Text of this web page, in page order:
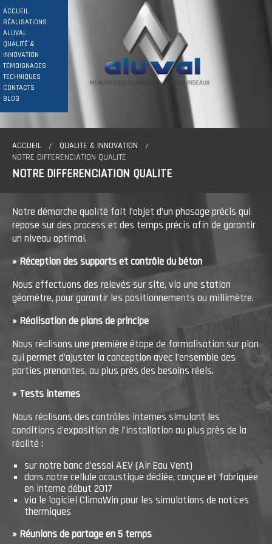
ACCUEIL
RÉALISATIONS
ALUVAL
QUALITÉ &
INNOVATION
TÉMOIGNAGES
TECHNIQUES
CONTACTS
BLOG
ACCUEIL
QUALITE & INNOVATION
NOTRE DIFFERENCIATION QUALITE
NOTRE DIFFERENCIATION QUALITE
Notre démarche qualité fait l’objet d’un phasage précis qui
repose sur des process et des temps précis afin de garantir
un niveau optimal.
» Réception des supports et contrôle du béton
Nous effectuons des relevés sur site, via une station
géomètre, pour garantir les positionnements au millimètre.
» Réalisation de plans de principe
Nous réalisons une première étape de formalisation sur plan
qui permet d’ajuster la conception avec l’ensemble des
parties prenantes, au plus près des besoins réels.
» Tests internes
Nous réalisons des contrôles internes simulant les
conditions d’exposition de l’installation au plus près de la
réalité :
sur notre banc d’essai AEV (Air Eau Vent)
dans notre cellule acoustique dédiée, conçue et fabriquée
en interne début 2017
via le logiciel ClimaWin pour les simulations de notices
thermiques
» Réunions de partage en 5 temps